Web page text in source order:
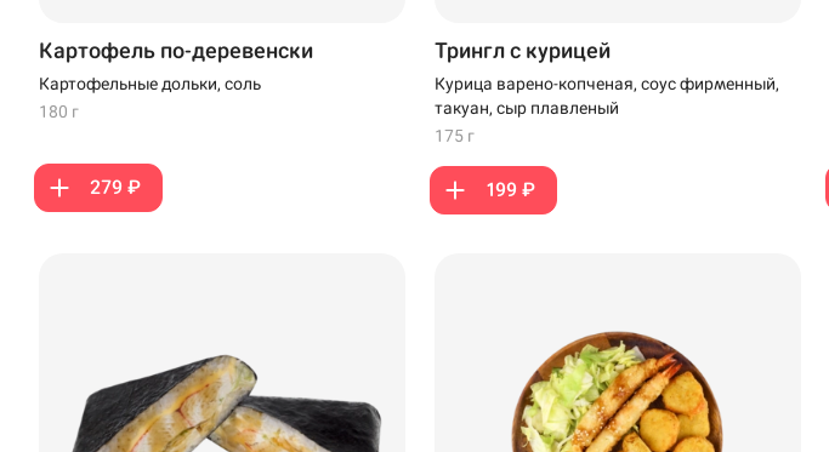
Картофель по-деревенски
Картофельные дольки, соль
180 г
279 ₽
Трингл с курицей
Курица варено-копченая, соус фирменный,
такуан, сыр плавленый
175 г
199 ₽